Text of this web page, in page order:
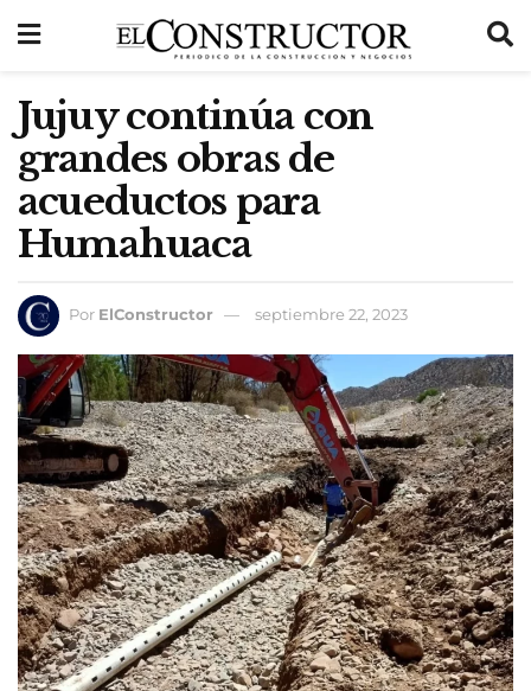
Jujuy continúa con
grandes obras de
acueductos para
Humahuaca
Por ElConstructor septiembre 22, 2023